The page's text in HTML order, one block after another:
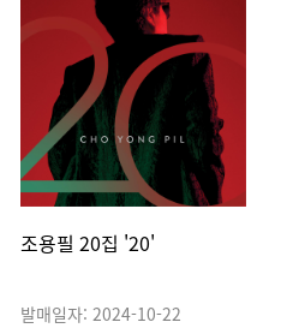
조용필 20집 '20'
발매일자: 2024-10-22